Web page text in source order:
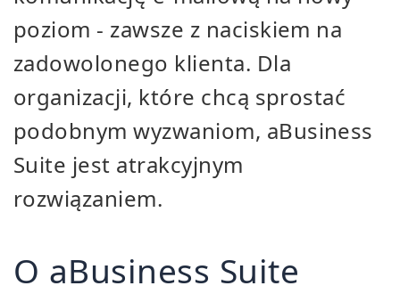
poziom - zawsze z naciskiem na
zadowolonego klienta. Dla
organizacji, które chcą sprostać
podobnym wyzwaniom, aBusiness
Suite jest atrakcyjnym
rozwiązaniem.
O aBusiness Suite